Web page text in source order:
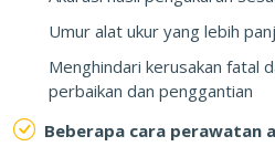
Umur alat ukur yang lebih
Menghindari kerusakan fatal
perbaikan dan penggantian
Beberapa cara perawatan